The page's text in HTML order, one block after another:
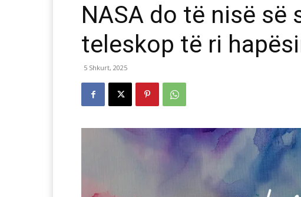
NASA do të nisë së
teleskop të ri
5 Shkurt, 2025